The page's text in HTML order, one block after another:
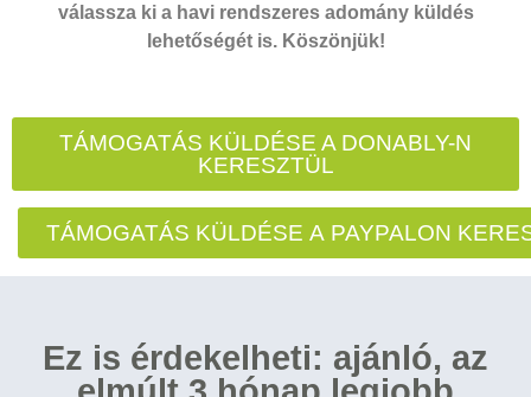
válassza ki a havi rendszeres adomány küldés
lehetőségét is. Köszönjük!
TÁMOGATÁS KÜLDÉSE A DONABLY-N
KERESZTÜL
TÁMOGATÁS KÜLDÉSE A PAYPALON
Ez is érdekelheti: ajánló, az